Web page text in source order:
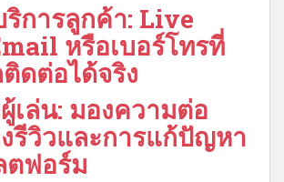
การลูกค้า: Live
หรือเบอร์โทรที่
ดต่อได้จริง
เล่น: มองความต่อ
รีวิวและการแก้ปัญหา
ตฟอร์ม